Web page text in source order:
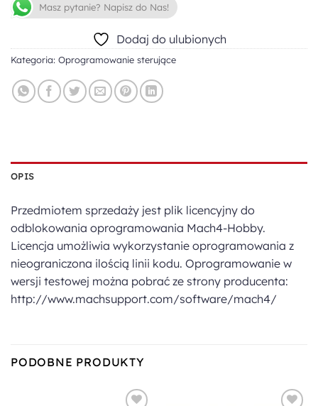
Masz pytanie? Napisz do Nas!
Dodaj do ulubionych
Kategoria: Oprogramowanie sterujące
OPIS
Przedmiotem sprzedaży jest plik licencyjny do
odblokowania oprogramowania Mach4-Hobby.
Licencja umożliwia wykorzystanie oprogramowania z
nieograniczona ilością linii kodu. Oprogramowanie w
wersji testowej można pobrać ze strony producenta:
http://www.machsupport.com/software/mach4/
PODOBNE PRODUKTY